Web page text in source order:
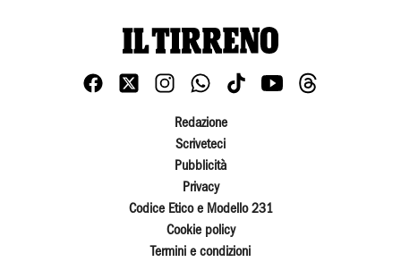
Redazione
Scriveteci
Pubblicità
Privacy
Codice Etico e Modello 231
Cookie policy
Termini e condizioni